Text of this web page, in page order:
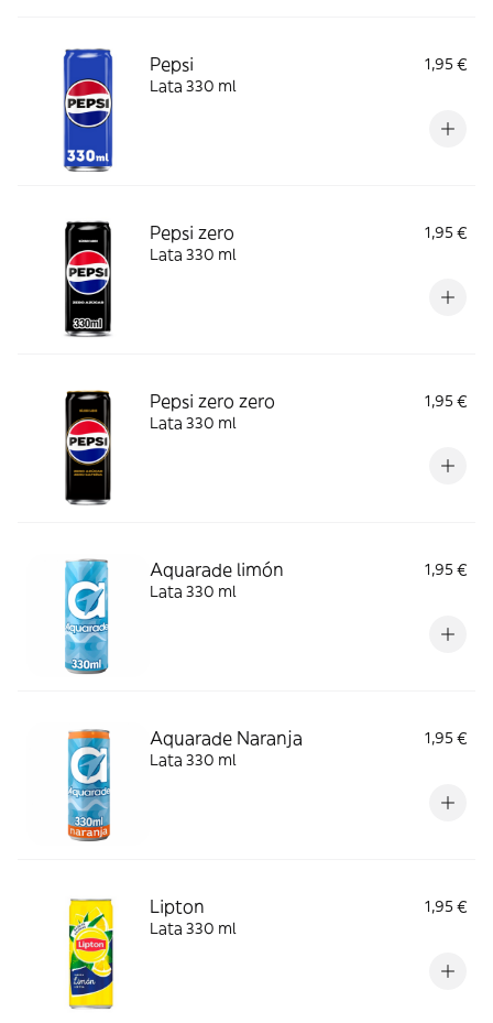
Pepsi
1,95 €
Lata 330 ml
Pepsi zero
1,95 €
Lata 330 ml
Pepsi zero zero
1,95 €
Lata 330 ml
Aquarade limón
1,95 €
Lata 330 ml
Aquarade Naranja
1,95 €
Lata 330 ml
Lipton
1,95 €
Lata 330 ml